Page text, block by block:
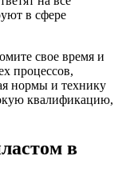
в сфере
свое время и
процессов,
нормы и технику
квалификацию,
в